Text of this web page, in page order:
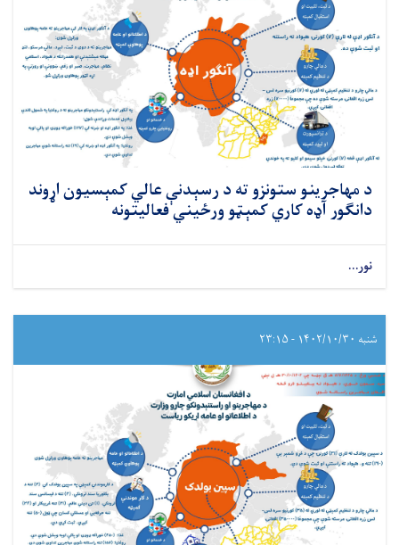
د مهاجرینو ستونزو ته د رسېدنې عالي کمېسیون اړوند
دانګور آډه کاري کمېټو ورځیني فعالیتونه
نور...
شنبه ۱۴۰۲/۱۰/۳۰ - ۲۳:۱۵